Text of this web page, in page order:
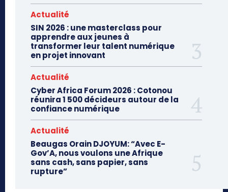
Actualité
SIN 2026 : une masterclass pour
apprendre aux jeunes à
transformer leur talent numérique
en projet innovant
Actualité
Cyber Africa Forum 2026 : Cotonou
réunira 1 500 décideurs autour de la
confiance numérique
Actualité
Beaugas Orain DJOYUM: “Avec E-
Gov’A, nous voulons une Afrique
sans cash, sans papier, sans
rupture”